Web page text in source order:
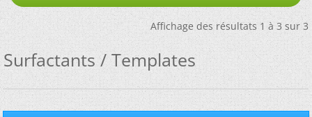
Affichage des résultats 1 à 3 sur 3
Surfactants / Templates